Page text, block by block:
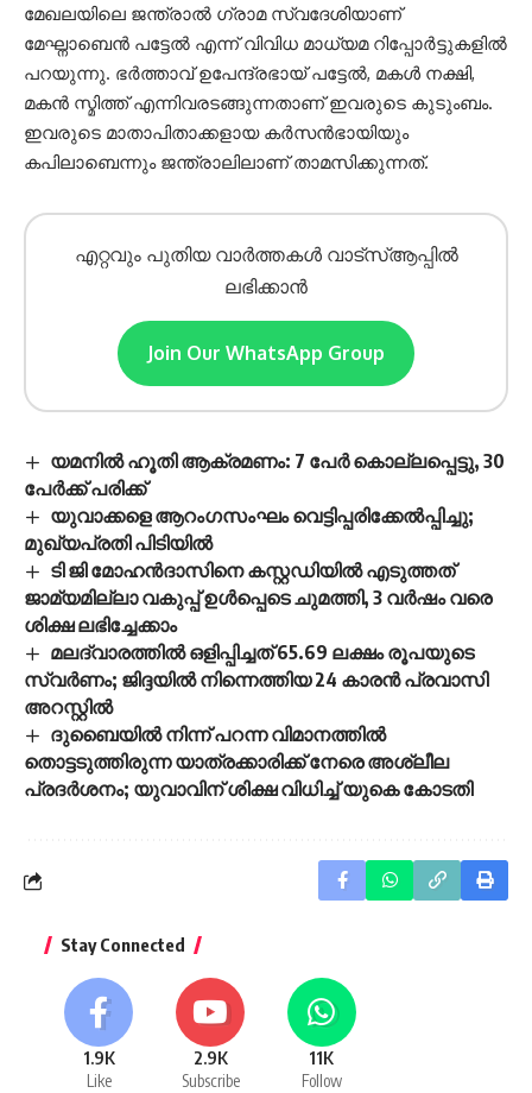
മേഖലയിലെ ജന്ത്രാൽ ഗ്രാമ സ്വദേശിയാണ്
മേഘ്നാബെൻ പട്ടേൽ എന്ന് വിവിധ മാധ്യമ റിപ്പോർട്ടുകളിൽ
പറയുന്നു. ഭർത്താവ് ഉപേന്ദ്രഭായ് പട്ടേൽ, മകൾ നക്ഷി,
മകൻ സ്മിത്ത് എന്നിവരടങ്ങുന്നതാണ് ഇവരുടെ കുടുംബം.
ഇവരുടെ മാതാപിതാക്കളായ കർസൻഭായിയും
കപിലാബെന്നും ജന്ത്രാലിലാണ് താമസിക്കുന്നത്.
എറ്റവും പുതിയ വാർത്തകൾ വാട്സ്ആപ്പിൽ
ലഭിക്കാൻ
Join Our WhatsApp Group
യമനിൽ ഹൂതി ആക്രമണം: 7 പേർ കൊല്ലപ്പെട്ടു, 30
പേർക്ക് പരിക്ക്
യുവാക്കളെ ആറംഗസംഘം വെട്ടിപ്പരിക്കേൽപ്പിച്ചു;
മുഖ്യപ്രതി പിടിയിൽ
ടി ജി മോഹൻദാസിനെ കസ്റ്റഡിയിൽ എടുത്തത്
ജാമ്യമില്ലാ വകുപ്പ് ഉൾപ്പെടെ ചുമത്തി, 3 വർഷം വരെ
ശിക്ഷ ലഭിച്ചേക്കാം
മലദ്വാരത്തിൽ ഒളിപ്പിച്ചത് 65.69 ലക്ഷം രൂപയുടെ
സ്വർണം; ജിദ്ദയിൽ നിന്നെത്തിയ 24 കാരൻ പ്രവാസി
അറസ്റ്റിൽ
ദുബൈയിൽ നിന്ന് പറന്ന വിമാനത്തിൽ
തൊട്ടടുത്തിരുന്ന യാത്രക്കാരിക്ക് നേരെ അശ്ലീല
പ്രദർശനം; യുവാവിന് ശിക്ഷ വിധിച്ച് യുകെ കോടതി
Stay Connected
1.9K
Like
2.9K
Subscribe
11K
Follow